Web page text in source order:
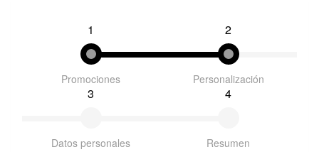
1
Promociones
2
Personalización
3
Datos personales
4
Resumen